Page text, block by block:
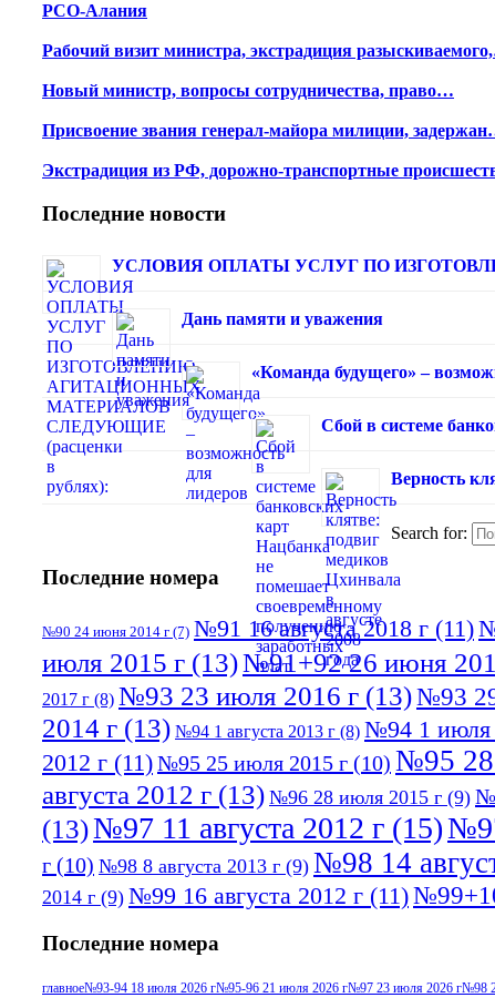
РСО-Алания
Рабочий визит министра, экстрадиция
Новый министр, вопросы сотрудничества, право…
Присвоение звания генерал-майора милиции,
Экстрадиция из РФ, дорожно-транспортные
Последние новости
УСЛОВИЯ ОПЛАТЫ УСЛУГ ПО
Дань памяти и уважения
«Команда будущего» –
Сбой в системе
Верность
Search for:
Последние номера
№90 24 июня 2014 г (7) №91 16 августа 2018 г (11)
июля 2015 г (13)№91+92 26 июня
2017 г (8) №93 23 июля 2016 г (13)№93
2014 г (13) №94 1 августа 2013 г (8) №94 1 июля
2012 г (11)№95 25 июля 2015 г (10) №95 28
августа 2012 г (13) №96 28 июля 2015 г (9)
(13)№97 11 августа 2012 г (15)
г (10) №98 8 августа 2013 г (9) №98 14
2014 г (9) №99 16 августа 2012 г (11)
Последние номера
главное№93-94 18 июля 2026 г№95-96 21 июля 2026 г№97 23 июля 2026 г№98